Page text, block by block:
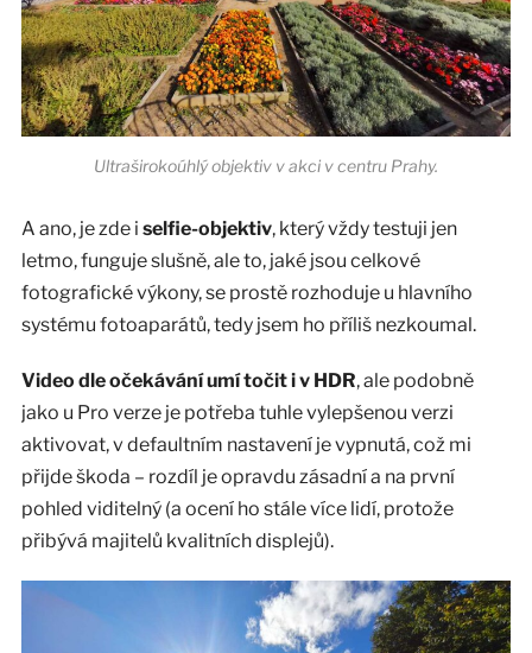
Ultraširokoúhlý objektiv v akci v centru Prahy.
A ano, je zde i selfie-objektiv, který vždy testuji jen
letmo, funguje slušně, ale to, jaké jsou celkové
fotografické výkony, se prostě rozhoduje u hlavního
systému fotoaparátů, tedy jsem ho příliš nezkoumal.
Video dle očekávání umí točit i v HDR, ale podobně
jako u Pro verze je potřeba tuhle vylepšenou verzi
aktivovat, v defaultním nastavení je vypnutá, což mi
přijde škoda – rozdíl je opravdu zásadní a na první
pohled viditelný (a ocení ho stále více lidí, protože
přibývá majitelů kvalitních displejů).